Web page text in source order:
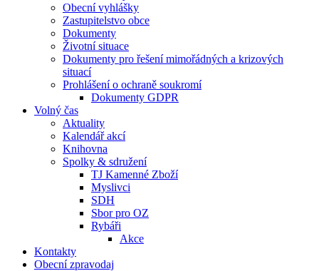
Obecní vyhlášky
Zastupitelstvo obce
Dokumenty
Životní situace
Dokumenty pro řešení mimořádných a krizových
situací
Prohlášení o ochraně soukromí
Dokumenty GDPR
Volný čas
Aktuality
Kalendář akcí
Knihovna
Spolky & sdružení
TJ Kamenné Zboží
Myslivci
SDH
Sbor pro OZ
Rybáři
Akce
Kontakty
Obecní zpravodaj